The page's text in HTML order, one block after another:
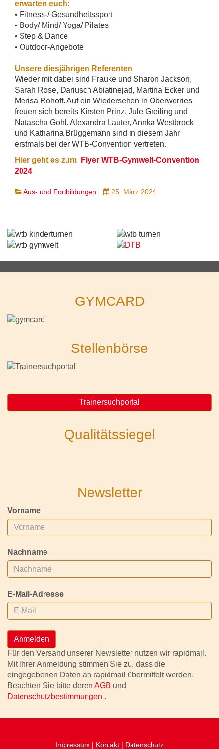
erwarten euch:
• Fitness-/ Gesundheitssport
• Body/ Mind/ Yoga/ Pilates
• Step & Dance
• Outdoor-Angebote
Unsere diesjährigen Referenten
Wieder mit dabei sind Frauke und Sharon Jackson,
Sarah Rose, Dariusch Abiatinejad, Martina Ecker und
Merisa Rohoff. Auf ein Wiedersehen in Oberwerries
freuen sich bereits Kirsten Prinz, Jule Greiling und
Natascha Gohl. Alexandra Lauter, Annka Westbrock
und Katharina Brüggemann sind in diesem Jahr
erstmals bei der WTB-Convention vertreten.
Hier geht es zum
Flyer WTB-Gymwelt-Convention
2024
Aus- und Fortbildungen 25. März 2024
GYMCARD
Stellenbörse
Trainersuchportal
Qualitätssiegel
Newsletter
Vorname
Nachname
E-Mail-Adresse
Anmelden
Für den Versand unserer Newsletter nutzen wir rapidmail.
Mit Ihrer Anmeldung stimmen Sie zu, dass die
eingegebenen Daten an rapidmail übermittelt werden.
Beachten Sie bitte deren AGB und
Datenschutzbestimmungen .
Impressum | Kontakt | Datenschutz